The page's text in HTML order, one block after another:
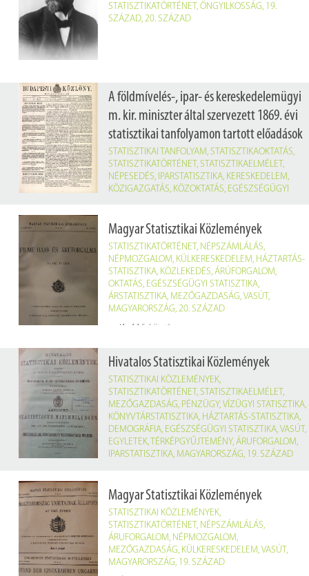
STATISZTIKATÖRTÉNET, ÖNGYILKOSSÁG, 19.
SZÁZAD, 20. SZÁZAD
A földmívelés-, ipar- és kereskedelemügyi
m. kir. miniszter által szervezett 1869. évi
statisztikai tanfolyamon tartott előadások
STATISZTIKAI TANFOLYAM, STATISZTIKAOKTATÁS,
STATISZTIKATÖRTÉNET, STATISZTIKAELMÉLET,
NÉPESEDÉS, IPARSTATISZTIKA, KERESKEDELEM,
KÖZIGAZGATÁS, KÖZOKTATÁS, EGÉSZSÉGÜGYI
Magyar Statisztikai Közlemények
STATISZTIKATÖRTÉNET, NÉPSZÁMLÁLÁS,
NÉPMOZGALOM, KÜLKERESKEDELEM, HÁZTARTÁS-
STATISZTIKA, KÖZLEKEDÉS, ÁRÚFORGALOM,
OKTATÁS, EGÉSZSÉGÜGYI STATISZTIKA,
ÁRSTATISZTIKA, MEZŐGAZDASÁG, VASÚT,
MAGYARORSZÁG, 20. SZÁZAD
(1–116. kötet)
Hivatalos Statisztikai Közlemények
STATISZTIKAI KÖZLEMÉNYEK,
STATISZTIKATÖRTÉNET, STATISZTIKAELMÉLET,
MEZŐGAZDASÁG, PÉNZÜGY, VÍZÜGYI STATISZTIKA,
KÖNYVTÁRSTATISZTIKA, HÁZTARTÁS-STATISZTIKA,
DEMOGRÁFIA, EGÉSZSÉGÜGYI STATISZTIKA, VASÚT,
EGYLETEK, TÉRKÉPGYŰJTEMÉNY, ÁRUFORGALOM,
IPARSTATISZTIKA, MAGYARORSZÁG, 19. SZÁZAD
Magyar Statisztikai Közlemények
STATISZTIKAI KÖZLEMÉNYEK,
STATISZTIKATÖRTÉNET, NÉPSZÁMLÁLÁS,
ÁRUFORGALOM, NÉPMOZGALOM,
MEZŐGAZDASÁG, KÜLKERESKEDELEM, VASÚT,
MAGYARORSZÁG, 19. SZÁZAD